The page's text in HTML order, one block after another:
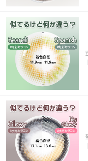
レビュー
EYEしてる
総合掲示板
カスタマーサービス
ショッピングガイド
アプリダウンロード